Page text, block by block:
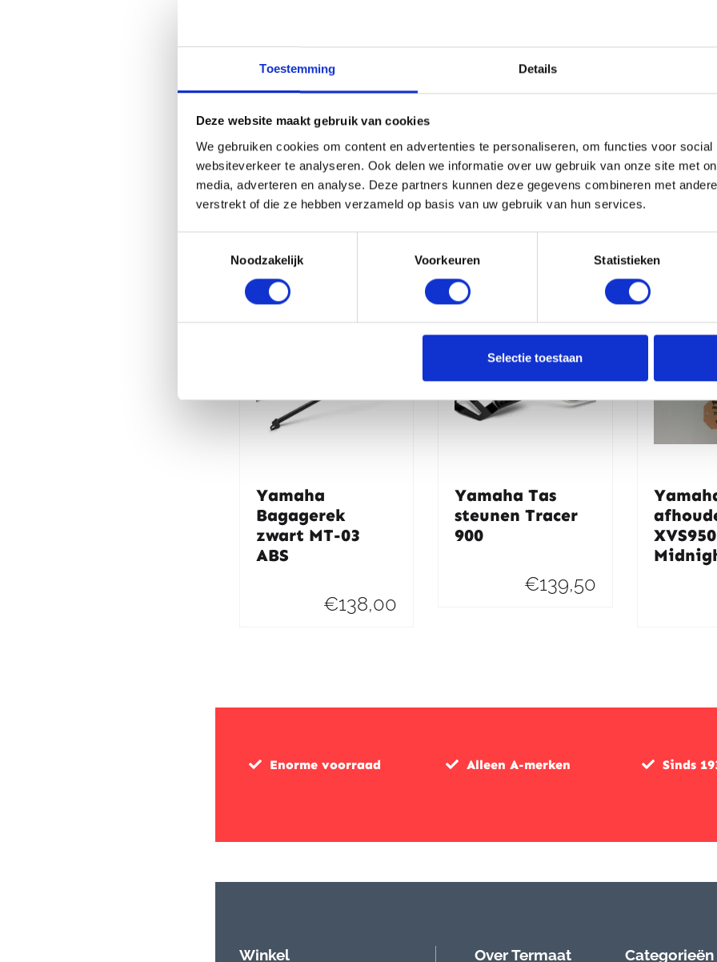
Toestemming Details
Deze website maakt gebruik van cookies
We gebruiken cookies om content en advertenties te personaliseren, om functies voor
websiteverkeer te analyseren. Ook delen we informatie over uw gebruik van onze site met
media, adverteren en analyse. Deze partners kunnen deze gegevens combineren met
verstrekt of die ze hebben verzameld op basis van uw gebruik van hun services.
Noodzakelijk
Voorkeuren Statistieken
Selectie toestaan
Gerelateerde producten
Yamaha
Bagagerek
zwart MT-03
ABS
€138,00
Yamaha Tas
steunen Tracer
900
€139,50
XVS950
Enorme voorraad Alleen A-merken Sinds
Winkel Over Termaat Categorieën